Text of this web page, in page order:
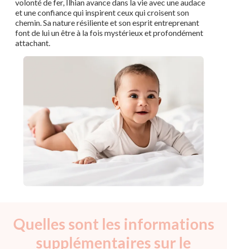
volonté de fer, Ilhian avance dans la vie avec une audace
et une confiance qui inspirent ceux qui croisent son
chemin. Sa nature résiliente et son esprit entreprenant
font de lui un être à la fois mystérieux et profondément
attachant.
Quelles sont les informations
supplémentaires sur le